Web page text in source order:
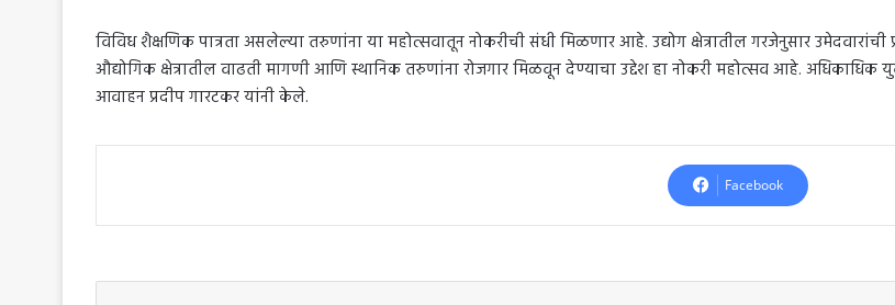
विविध शैक्षणिक पात्रता असलेल्या तरुणांना या महोत्सवातून नोकरीची संधी मिळणार आहे. उद्योग क्षेत्रातील गरजेनुसार
औद्योगिक क्षेत्रातील वाढती मागणी आणि स्थानिक तरुणांना रोजगार मिळवून देण्याचा उद्देश हा नोकरी महोत्सव आहे. अधिकाधिक
आवाहन प्रदीप गारटकर यांनी केले.
Facebook